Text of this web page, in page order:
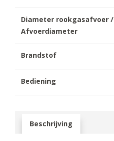
Diameter rookgasafvoer /
Afvoerdiameter
Brandstof
Bediening
Beschrijving